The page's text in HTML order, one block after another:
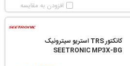
افزودن به مقایسه
کانکتور TRS استریو سیترونیک
SEETRONIC MP3X-BG